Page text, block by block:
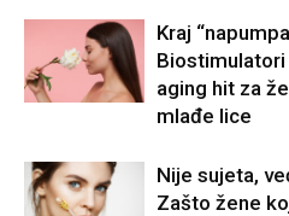
Kraj
Biostimulatori
aging hit za
mlađe lice
Nije sujeta,
Zašto žene